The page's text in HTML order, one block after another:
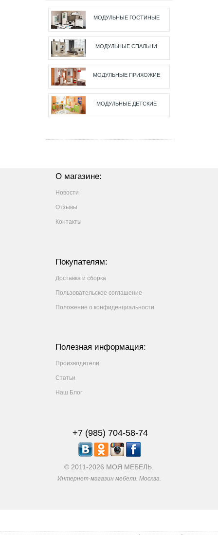
МОДУЛЬНЫЕ ГОСТИНЫЕ
МОДУЛЬНЫЕ СПАЛЬНИ
МОДУЛЬНЫЕ ПРИХОЖИЕ
МОДУЛЬНЫЕ ДЕТСКИЕ
О магазине:
Новости
Отзывы
Контакты
Покупателям:
Доставка и сборка
Пользовательское соглашение
Положение о конфиденциальности
Полезная информация:
Производители
Статьи
Наш Блог
+7 (985) 704-58-74
© 2011-2026 МОЯ МЕБЕЛЬ.
Интернет-магазин мебели. Москва.